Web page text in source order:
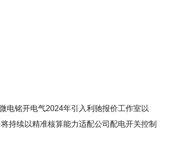
电铭开电气2024年引入利驰报价工作室以
持续以精准核算能力适配公司配电开关控制